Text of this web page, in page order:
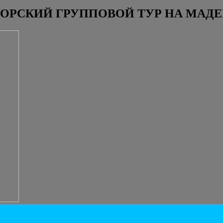
ГРУППОВОЙ ТУР НА